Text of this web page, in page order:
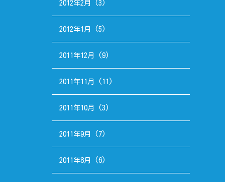
2012年2月 (3)
2012年1月 (5)
2011年12月 (9)
2011年11月 (11)
2011年10月 (3)
2011年9月 (7)
2011年8月 (6)